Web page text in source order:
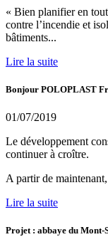
« Bien planifier en
contre l’incendie et
bâtiments...
Lire la suite
Bonjour POLOPLAST
01/07/2019
Le développement
continuer à croître.
A partir de
Lire la suite
Projet : abbaye du Mont-